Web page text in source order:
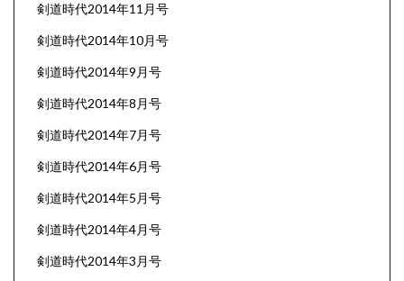
剣道時代2014年11月号
剣道時代2014年10月号
剣道時代2014年9月号
剣道時代2014年8月号
剣道時代2014年7月号
剣道時代2014年6月号
剣道時代2014年5月号
剣道時代2014年4月号
剣道時代2014年3月号